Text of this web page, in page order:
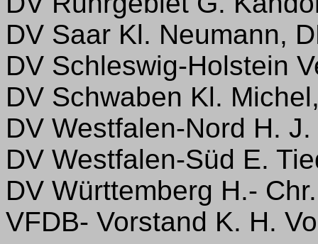
DV Saar Kl. Neumann,
DV Schleswig-Holstein
DV Schwaben Kl.
DV Westfalen-Nord H.
DV Westfalen-Süd E.
DV Württemberg H.-
VFDB- Vorstand K. H.